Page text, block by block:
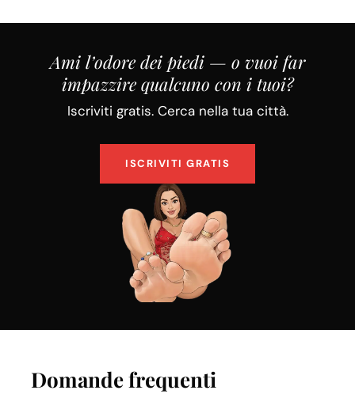
Ami l’odore dei piedi — o vuoi far
impazzire qualcuno con i tuoi?
Iscriviti gratis. Cerca nella tua città.
ISCRIVITI GRATIS
Domande frequenti